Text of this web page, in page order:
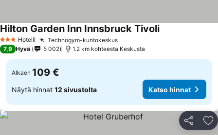
3 Tähtiluokitus
Hotelli Technogym-kuntokeskus
Hilton Garden Inn Innsbruck Tivoli
7,9 Hyvä 5 002 1.2 km kohteesta Keskusta
Alkaen 109 €
Näytä hinnat 12 sivustolta Katso hinnat
Jaa